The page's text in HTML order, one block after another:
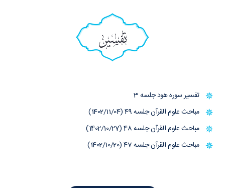
تفسیر
تفسیر سوره هود جلسه 3
مباحث علوم القرآن جلسه 49 (1402/11/04)
مباحث علوم القرآن جلسه 48 (1402/10/27)
مباحث علوم القرآن جلسه 47 (1402/10/20)